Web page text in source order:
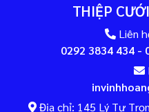
THIỆP
Liên
0292 3834 434 -
Địa chỉ: 145 Lý Tự